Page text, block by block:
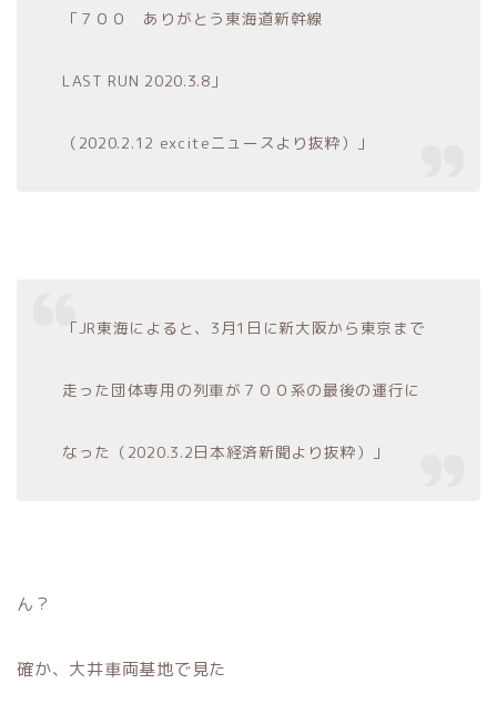
「７００ ありがとう東海道新幹線
LAST RUN 2020.3.8」
（2020.2.12 exciteニュースより抜粋）」
「JR東海によると、3月1日に新大阪から東京まで
走った団体専用の列車が７００系の最後の運行に
なった（2020.3.2日本経済新聞より抜粋）」
ん？
確か、大井車両基地で見た